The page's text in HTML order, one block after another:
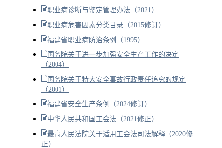
职业病诊断与鉴定管理办法（2021）
职业病危害因素分类目录（2015修订）
福建省职业病防治条例（1995）
国务院关于进一步加强安全生产工作的决定
（2004）
国务院关于特大安全事故行政责任追究的规定
（2001）
福建省安全生产条例（2024修订）
中华人民共和国工会法（2021修正）
最高人民法院关于适用工会法司法解释（2020修
正）